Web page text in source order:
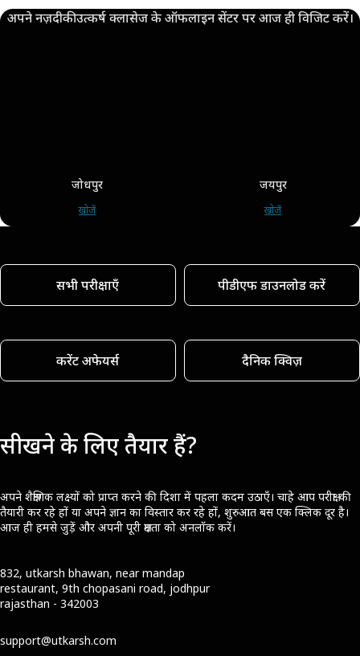
अपने नज़दीकी उत्कर्ष क्लासेज के ऑफलाइन सेंटर पर आज ही विजिट करें।
जोधपुर
खोजें
जयपुर
खोजें
सभी परीक्षाएँ पीडीएफ डाउनलोड करें
करेंट अफेयर्स दैनिक क्विज़
सीखने के लिए तैयार हैं?
अपने शैक्षणिक लक्ष्यों को प्राप्त करने की दिशा में पहला कदम उठाएँ। चाहे आप परीक्षा की
तैयारी कर रहे हों या अपने ज्ञान का विस्तार कर रहे हों, शुरुआत बस एक क्लिक दूर है।
आज ही हमसे जुड़ें और अपनी पूरी क्षमता को अनलॉक करें।
832, utkarsh bhawan, near mandap
restaurant, 9th chopasani road, jodhpur
rajasthan - 342003
support@utkarsh.com